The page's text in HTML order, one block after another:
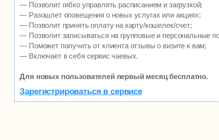
— Позволит гибко управлять расписанием и загрузкой;
— Разошлет оповещения о новых услугах или акциях;
— Позволит принять оплату на карту/кошелек/счет;
— Позволит записываться на групповые и персональные
— Поможет получить от клиента отзывы о визите к вам;
— Включает в себя сервис чаевых.
Для новых пользователей первый месяц бесплатно.
Зарегистрироваться в сервисе